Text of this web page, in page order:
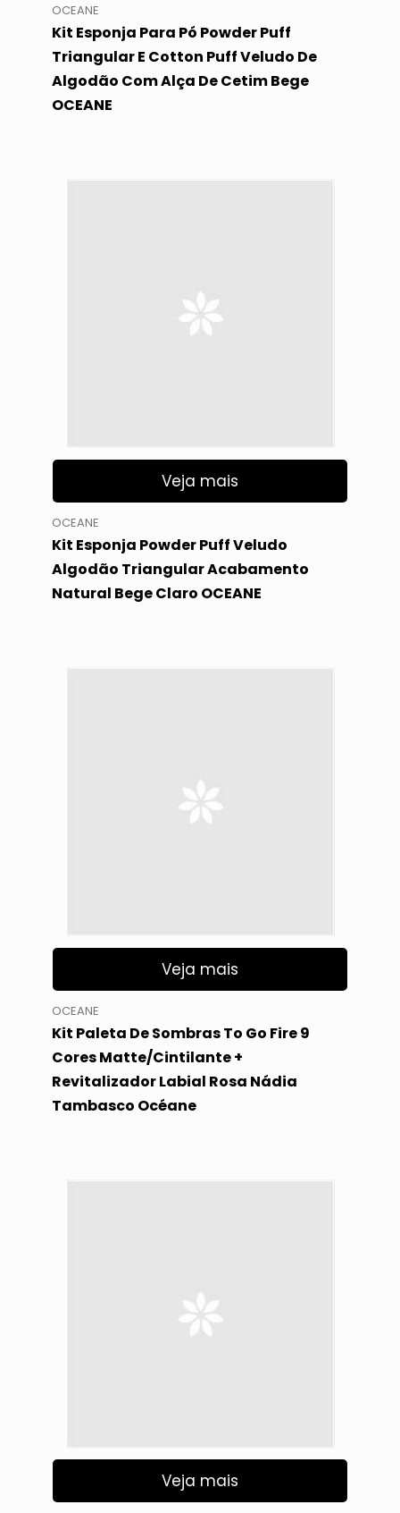
OCEANE
Kit Esponja Para Pó Powder Puff
Triangular E Cotton Puff Veludo De
Algodão Com Alça De Cetim Bege
OCEANE
Veja mais
OCEANE
Kit Esponja Powder Puff Veludo
Algodão Triangular Acabamento
Natural Bege Claro OCEANE
Veja mais
OCEANE
Kit Paleta De Sombras To Go Fire 9
Cores Matte/Cintilante +
Revitalizador Labial Rosa Nádia
Tambasco Océane
Veja mais